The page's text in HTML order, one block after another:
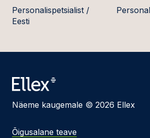
Personalispetsialist /
Eesti
Näeme kaugemale © 2026 Ellex
Õigusalane teave